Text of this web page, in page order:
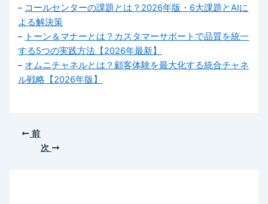
– コールセンターの課題とは？2026年版・6大課題とAIに
よる解決策
– トーン＆マナーとは？カスタマーサポートで品質を統一
する5つの実践方法【2026年最新】
– オムニチャネルとは？顧客体験を最大化する統合チャネ
ル戦略【2026年版】
前
次